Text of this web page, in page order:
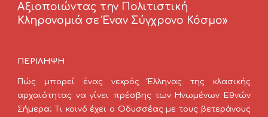
Αξιοποιώντας την Πολιτιστική
Κληρονομιά σε Έναν Σύγχρονο Κόσμο»
ΠΕΡΙΛΗΨΗ
Πώς μπορεί ένας νεκρός Έλληνας της κλασικής
αρχαιότητας να γίνει πρέσβης των Ηνωμένων Εθνών
Σήμερα; Τι κοινό έχει ο Οδυσσέας με τους βετεράνους